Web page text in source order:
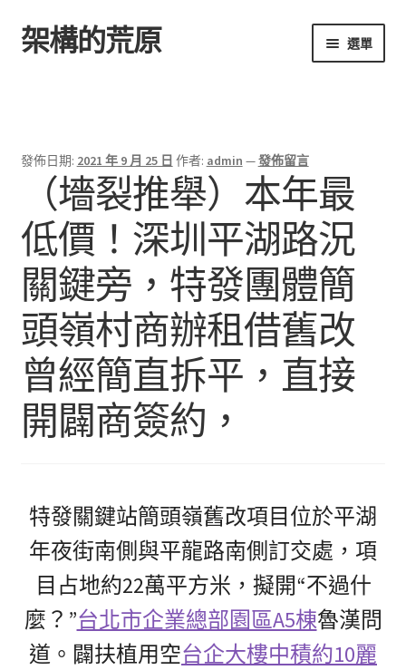
跳
至
跳
至
架構的荒原 選單
發佈日期: 2021 年 9 月 25 日 作者: admin —發佈留言
（墻裂推舉）本年最
低價！深圳平湖路況
關鍵旁，特發團體簡
頭嶺村商辦租借舊改
曾經簡直拆平，直接
開闢商簽約，
特發關鍵站簡頭嶺舊改項目位於平湖
年夜街南側與平龍路南側訂交處，項
目占地約22萬平方米，擬開“不過什
麼？”台北市企業總部園區A5棟魯漢問
道。闢扶植用空台企大樓中積約10麗